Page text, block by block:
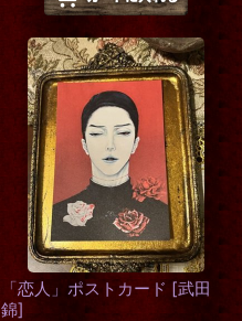
「恋人」ポストカード [武田
錦]